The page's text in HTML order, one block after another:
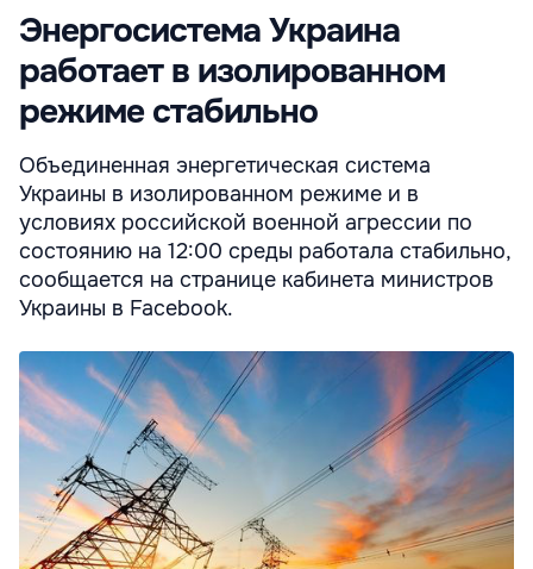
Энергосистема Украина
работает в изолированном
режиме стабильно
Объединенная энергетическая система
Украины в изолированном режиме и в
условиях российской военной агрессии по
состоянию на 12:00 среды работала стабильно,
сообщается на странице кабинета министров
Украины в Facebook.